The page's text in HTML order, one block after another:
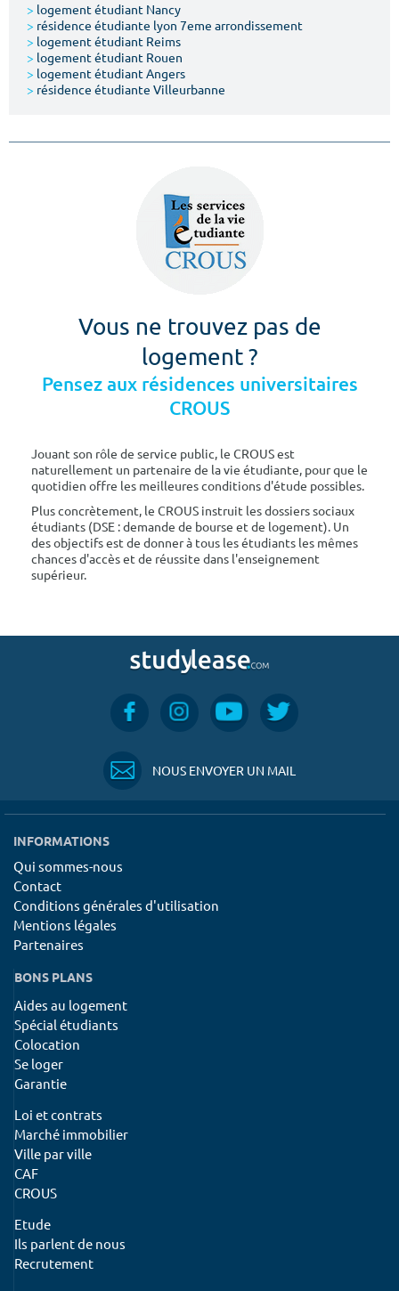
> logement étudiant Nancy
> résidence étudiante lyon 7eme arrondissement
> logement étudiant Reims
> logement étudiant Rouen
> logement étudiant Angers
> résidence étudiante Villeurbanne
Vous ne trouvez pas de
logement ?
Pensez aux résidences universitaires
CROUS
Jouant son rôle de service public, le CROUS est
naturellement un partenaire de la vie étudiante, pour que le
quotidien offre les meilleures conditions d'étude possibles.
Plus concrètement, le CROUS instruit les dossiers sociaux
étudiants (DSE : demande de bourse et de logement). Un
des objectifs est de donner à tous les étudiants les mêmes
chances d'accès et de réussite dans l'enseignement
supérieur.
NOUS ENVOYER UN MAIL
INFORMATIONS
Qui sommes-nous
Contact
Conditions générales d'utilisation
Mentions légales
Partenaires
BONS PLANS
Aides au logement
Spécial étudiants
Colocation
Se loger
Garantie
Loi et contrats
Marché immobilier
Ville par ville
CAF
CROUS
Etude
Ils parlent de nous
Recrutement